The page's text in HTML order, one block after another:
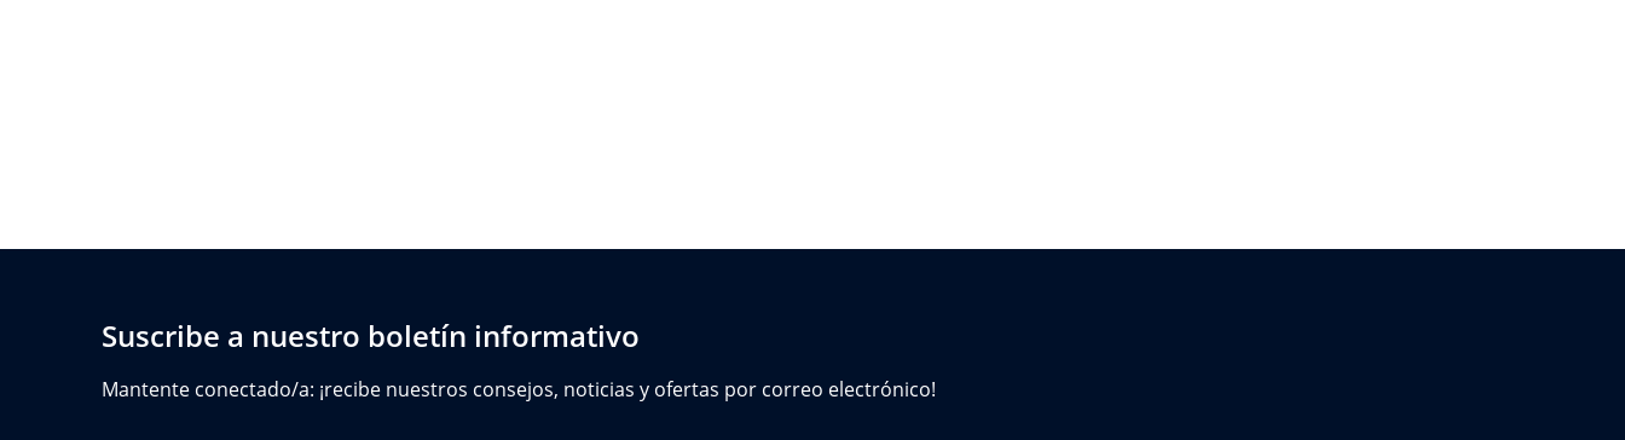
Suscribe a nuestro boletín informativo
Mantente conectado/a: ¡recibe nuestros consejos, noticias y ofertas por correo electrónico!